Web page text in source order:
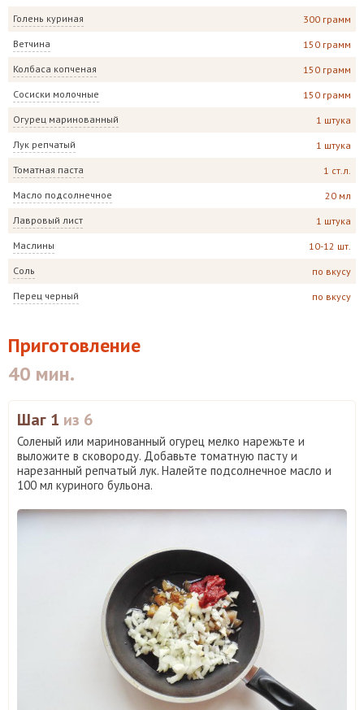
Голень куриная 300 грамм
Ветчина 150 грамм
Колбаса копченая 150 грамм
Сосиски молочные 150 грамм
Огурец маринованный 1 штука
Лук репчатый 1 штука
Томатная паста 1 ст.л.
Масло подсолнечное 20 мл
Лавровый лист 1 штука
Маслины 10-12 шт.
Соль по вкусу
Перец черный по вкусу
Приготовление
40 мин.
Шаг 1 из 6
Соленый или маринованный огурец мелко нарежьте и
выложите в сковороду. Добавьте томатную пасту и
нарезанный репчатый лук. Налейте подсолнечное масло и
100 мл куриного бульона.